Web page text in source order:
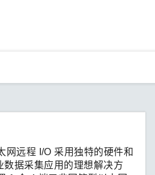
网远程 I/O 采用独特的硬件和
数据采集应用的理想解决方